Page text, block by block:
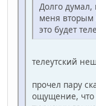
Долго
меня вторым
это будет
телеутский
прочел пару
ощущение, что